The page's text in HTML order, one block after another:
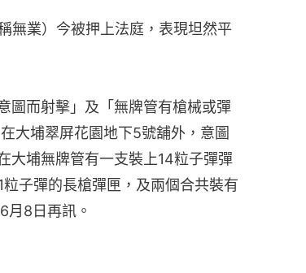
無業）今被押上法庭，表現坦然平
圖而射擊」及「無牌管有槍械或彈
大埔翠屏花園地下5號舖外，意圖
大埔無牌管有一支裝上14粒子彈彈
子彈的長槍彈匣，及兩個合共裝有
月8日再訊。